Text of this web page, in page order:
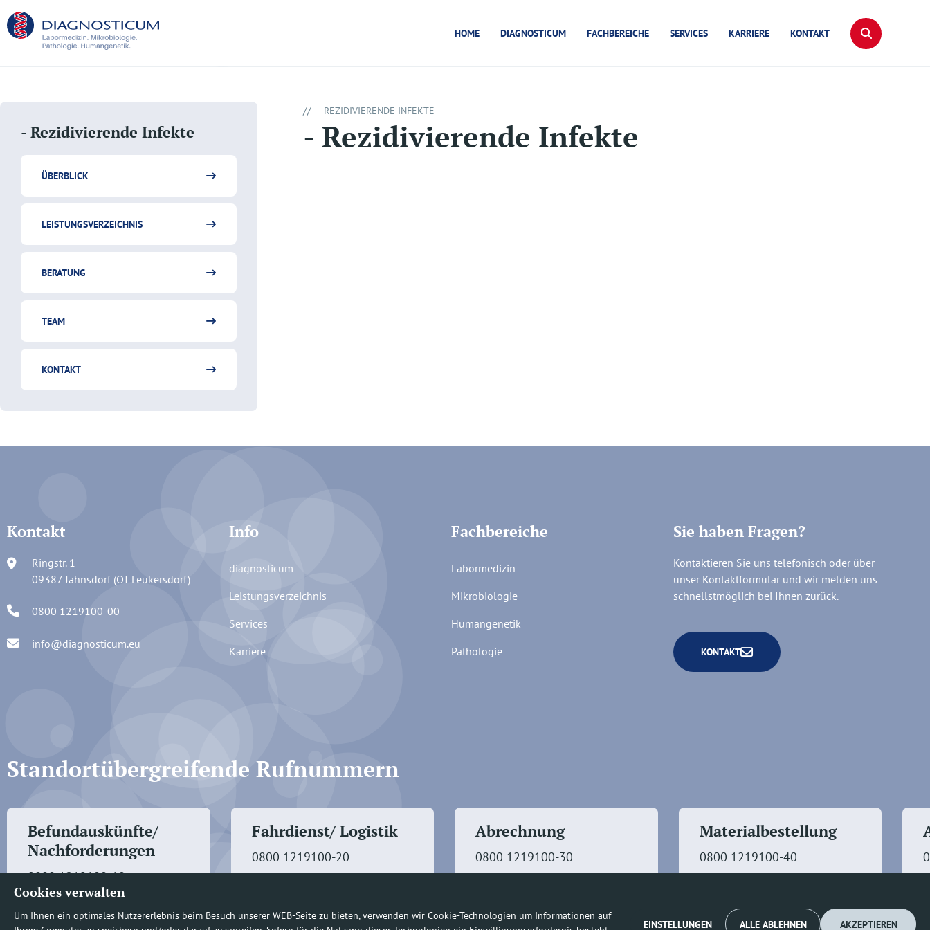
Cookies verwalten
Um Ihnen ein optimales Nutzererlebnis beim Besuch unserer WEB-Seite zu bieten, verwenden wir Cookie-Technologien um Informationen auf
AKZEPTIEREN
ALLE ABLEHNEN
EINSTELLUNGEN
HOME DIAGNOSTICUM FACHBEREICHE SERVICES KARRIERE KONTAKT
- Rezidivierende Infekte
ÜBERBLICK
LEISTUNGSVERZEICHNIS
BERATUNG
TEAM
KONTAKT
// - REZIDIVIERENDE INFEKTE
- Rezidivierende Infekte
Kontakt
Ringstr. 1
09387 Jahnsdorf (OT Leukersdorf)
0800 1219100-00
info@diagnosticum.eu
Info
diagnosticum
Leistungsverzeichnis
Services
Karriere
Fachbereiche
Labormedizin
Mikrobiologie
Humangenetik
Pathologie
Sie haben Fragen?
Kontaktieren Sie uns telefonisch oder über
unser Kontaktformular und wir melden uns
schnellstmöglich bei Ihnen zurück.
KONTAKT
Standortübergreifende Rufnummern
Befundauskünfte/
Nachforderungen
0800 1219100-10
Fahrdienst/ Logistik
0800 1219100-20
Abrechnung
0800 1219100-30
Materialbestellung
0800 1219100-40